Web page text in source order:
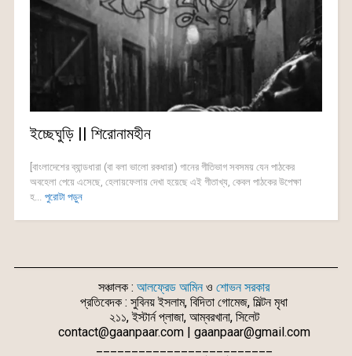
ইচ্ছেঘুড়ি || শিরোনামহীন
[বাংলাদেশের ব্যান্ডধারা (বা বলা ভালো রকধারা) গানের গীতিভাগ সবসময় যেন পাঠকের
অবহেলা পেয়ে এসেছে, হেলায়ফেলায় দেখা হয়েছে এই গীতাখ্য, কেবল পাঠকের উপেক্ষা
হ... পুরোটা পড়ুন
সঞ্চালক : আলফ্রেড আমিনও শোভন সরকার
প্রতিবেদক : সুবিনয় ইসলাম, বিদিতা গোমেজ, মিল্টন মৃধা
২১১, ইস্টার্ন প্লাজা, আম্বরখানা, সিলেট
contact@gaanpaar.com | gaanpaar@gmail.com